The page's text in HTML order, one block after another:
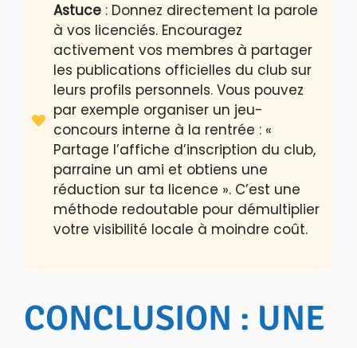
Astuce : Donnez directement la parole
à vos licenciés. Encouragez
activement vos membres à partager
les publications officielles du club sur
leurs profils personnels. Vous pouvez
par exemple organiser un jeu-
concours interne à la rentrée : «
Partage l’affiche d’inscription du club,
parraine un ami et obtiens une
réduction sur ta licence ». C’est une
méthode redoutable pour démultiplier
votre visibilité locale à moindre coût.
CONCLUSION : UNE